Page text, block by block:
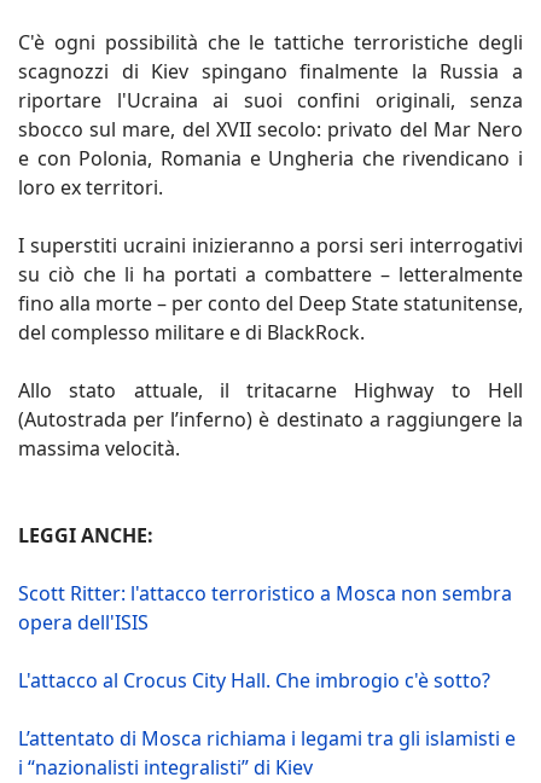
C'è ogni possibilità che le tattiche terroristiche degli
scagnozzi di Kiev spingano finalmente la Russia a
riportare l'Ucraina ai suoi confini originali, senza
sbocco sul mare, del XVII secolo: privato del Mar Nero
e con Polonia, Romania e Ungheria che rivendicano i
loro ex territori.
I superstiti ucraini inizieranno a porsi seri interrogativi
su ciò che li ha portati a combattere – letteralmente
fino alla morte – per conto del Deep State statunitense,
del complesso militare e di BlackRock.
Allo stato attuale, il tritacarne Highway to Hell
(Autostrada per l’inferno) è destinato a raggiungere la
massima velocità.
LEGGI ANCHE:
Scott Ritter: l'attacco terroristico a Mosca non sembra
opera dell'ISIS
L'attacco al Crocus City Hall. Che imbrogio c'è sotto?
L’attentato di Mosca richiama i legami tra gli islamisti e
i “nazionalisti integralisti” di Kiev